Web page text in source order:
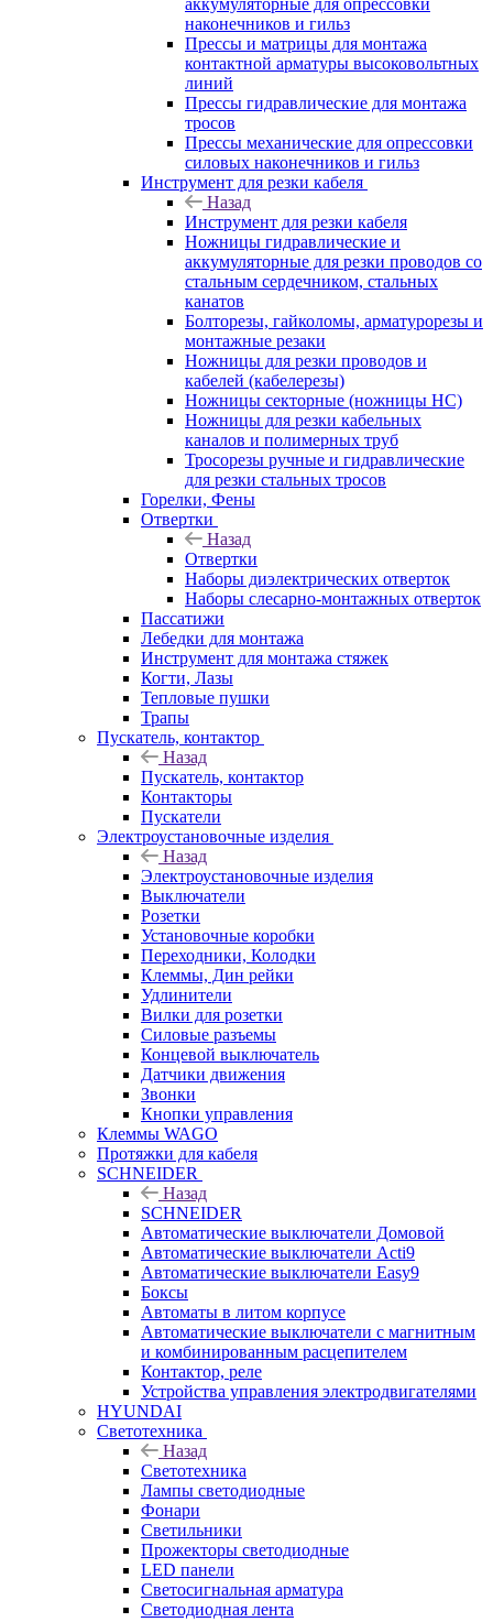
аккумуляторные для опрессовки
наконечников и гильз
Прессы и матрицы для монтажа
контактной арматуры высоковольтных
линий
Прессы гидравлические для монтажа
тросов
Прессы механические для опрессовки
силовых наконечников и гильз
Инструмент для резки кабеля
Назад
Инструмент для резки кабеля
Ножницы гидравлические и
аккумуляторные для резки проводов со
стальным сердечником, стальных
канатов
Болторезы, гайколомы, арматурорезы и
монтажные резаки
Ножницы для резки проводов и
кабелей (кабелерезы)
Ножницы секторные (ножницы НС)
Ножницы для резки кабельных
каналов и полимерных труб
Тросорезы ручные и гидравлические
для резки стальных тросов
Горелки, Фены
Отвертки
Назад
Отвертки
Наборы диэлектрических отверток
Наборы слесарно-монтажных отверток
Пассатижи
Лебедки для монтажа
Инструмент для монтажа стяжек
Когти, Лазы
Тепловые пушки
Трапы
Пускатель, контактор
Назад
Пускатель, контактор
Контакторы
Пускатели
Электроустановочные изделия
Назад
Электроустановочные изделия
Выключатели
Розетки
Установочные коробки
Переходники, Колодки
Клеммы, Дин рейки
Удлинители
Вилки для розетки
Силовые разъемы
Концевой выключатель
Датчики движения
Звонки
Кнопки управления
Клеммы WAGO
Протяжки для кабеля
SCHNEIDER
Назад
SCHNEIDER
Автоматические выключатели Домовой
Автоматические выключатели Acti9
Автоматические выключатели Easy9
Боксы
Автоматы в литом корпусе
Автоматические выключатели с магнитным
и комбинированным расцепителем
Контактор, реле
Устройства управления электродвигателями
HYUNDAI
Светотехника
Назад
Светотехника
Лампы светодиодные
Фонари
Светильники
Прожекторы светодиодные
LED панели
Светосигнальная арматура
Светодиодная лента